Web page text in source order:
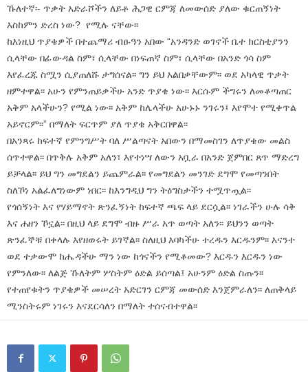
ኹለተኛ፡- ጥቃት አድራሾችን ለይቶ ሕጋዊ ርምጃ ለመውሰድ ያለው ቁርጠኝነት
እስከምን ድረስ ነው? የሚሉ ናቸው፡፡
ከእነዚህ ጥያቄዎች በተጨማሪ ብፁዓን አበው “አንዳንድ ወገኖች ቤተ ክርስቲያንን
ሲላቸው በፊውዳል ስም፣ ሲላቸው በነፍጠኛ ስም፣ ሲላቸው በአንድ ጎሳ ስም
እየፈረጁ ስሟን ሲያጠለሹ ታግሰናል፡፡ ግን ይህ አልበቃቸውም፡፡ ወደ አካላዊ ጥቃት
ዘምተዋል፡፡ አሁን የምንጠይቃችሁ አንድ ጥያቄ ነው፡፡ እርሱም ችግሩን ለመቆጣጠር
አቅም አላችሁን? የሚል ነው፡፡ አቅም ከሌላችሁ አሁኑኑ ንገሩን፤ እየሞተ የሚቀጥል
አይኖርም፡፡” በማለት ፍርጥም ያለ ጥያቄ አቅርበዋል፡፡
በአንጻሩ ከፍተኛ የምንግሥት ባለ ሥልጣናት አበውን በማመስገን ለጥያቄው መልስ
ሰጥተዋል፡፡ በጥቅሉ አቅም አለን፣ እየተነሣ ለውን አቧራ በአንድ ጀምበር ጸጥ ማድረግ
ይቻላል፡፡ ይህ ግን መግደልን ይጨምራል፡፡ የመግደልን መንገድ ደግሞ የመጣንበት
ስለኾነ አልፈለግነውም ነበር፡፡ ከእንግዲህ ግን ትዕግስታችን ተሟጥጧል፡፡
የጎሰኝነት እና የሃይማኖት ጽንፈኝነት ከፍተኛ ጫፍ ላይ ደርሷል፡፡ ነገራችን ሁሉ ሳቅ
እና ሐዘን ኾኗል፡፡ በዚህ ላይ ደግሞ ብዙ ሥራ አጥ ወጣት አለን፡፡ ይህንን ወጣት
ጽንፈኞቹ በቀላሉ እየዘወሩት ይገኛል፡፡ ስለዚህ እባካችሁ ተረዱን እርዱንም፡፡ እናንተ
ወደ ተቃውሞ ከሔዳችሁ ማን ነው ከጎናችን የሚቆመው? እርዱን እርዱን ነው
የምንለው፡፡ ለልጅ ኹለትም ሦስትም ዕድል ይሰጣል፤ አሁንም ዕድል ስጡን፡፡
የተጠየቁትን ጥያቄዎች መሠረት አድርገን ርምጃ መውሰድ እንጀምራለን፡፡ ለጠቅላይ
ሚንስትሩም ነገሩን እናደርሳለን በማለት ተሰናብተዋል፡፡